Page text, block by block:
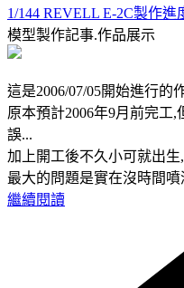
1/144 REVELL E-2C製作進
模型製作記事.作品展示
這是2006/07/05開始進行的
原本預計2006年9月前完工
誤...
加上開工後不久小可就出
最大的問題是實在沒時間噴
繼續閱讀